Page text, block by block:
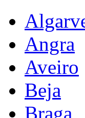
Angra
Aveiro
Beja
Braga